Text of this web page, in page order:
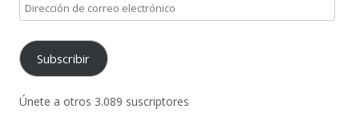
i
e
c
Subscribir
Únete a otros 3.089 suscriptores